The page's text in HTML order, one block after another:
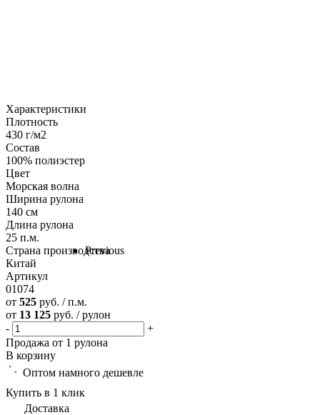
Previous
Характеристики
Плотность
430 г/м2
Состав
100% полиэстер
Цвет
Морская волна
Ширина рулона
140 см
Длина рулона
25 п.м.
Страна производства
Китай
Артикул
01074
от 525 руб. / п.м.
от 13 125 руб. / рулон
-
+
Продажа от 1 рулона
В корзину
Оптом намного дешевле
Купить в 1 клик
Доставка